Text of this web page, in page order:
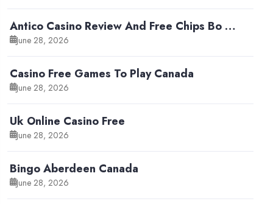
Antico Casino Review And Free Chips Bo …
June 28, 2026
Casino Free Games To Play Canada
June 28, 2026
Uk Online Casino Free
June 28, 2026
Bingo Aberdeen Canada
June 28, 2026